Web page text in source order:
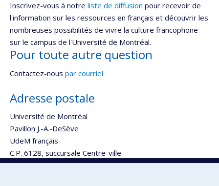
Inscrivez-vous à notre liste de diffusion pour recevoir de
l'information sur les ressources en français et découvrir les
nombreuses possibilités de vivre la culture francophone
sur le campus de l'Université de Montréal.
Pour toute autre question
Contactez-nous par courriel
Adresse postale
Université de Montréal
Pavillon J.-A.-DeSève
UdeM français
C.P. 6128, succursale Centre-ville
Montréal (Québec) H3C 3J7